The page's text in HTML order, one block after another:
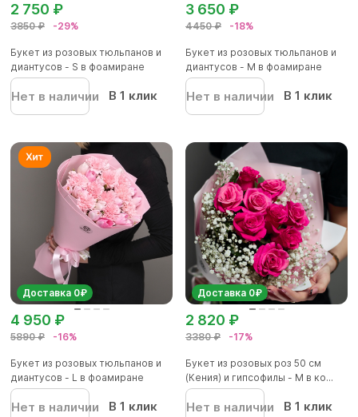
3850 ₽ -29%
2 750 ₽
Букет из розовых тюльпанов и
диантусов - S в фоамиране
Нет в наличии В 1 клик
4450 ₽ -18%
3 650 ₽
Букет из розовых тюльпанов и
диантусов - M в фоамиране
Нет в наличии В 1 клик
Доставка 0₽
5890 ₽ -16%
4 950 ₽
Букет из розовых тюльпанов и
диантусов - L в фоамиране
Нет в наличии В 1 клик
Доставка 0₽
3380 ₽ -17%
2 820 ₽
Букет из розовых роз 50 см
(Кения) и гипсофилы - M в ко...
Нет в наличии В 1 клик